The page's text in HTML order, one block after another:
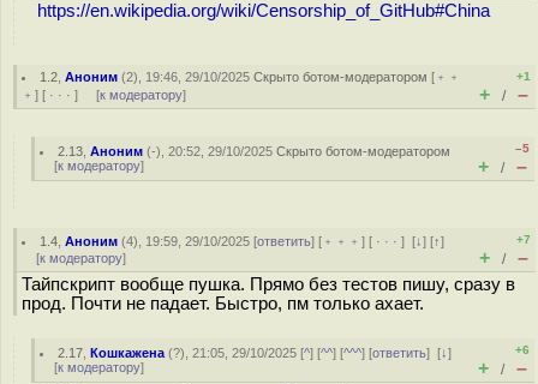
https://en.wikipedia.org/wiki/Censorship_of_GitHub#China
1.2 ,Аноним (2), 19:46, 29/10/2025Скрыто ботом-модератором [ ﹢﹢
﹢ ] [ · · · ] [к модератору]
+1
+ / –
2.13 ,Аноним (-), 20:52, 29/10/2025Скрыто ботом-модератором
[к модератору]
–5
+ / –
1.4 ,Аноним (4), 19:59, 29/10/2025 [ответить] [ ﹢﹢﹢] [ · · ·][↓] [↑]
[к модератору]
+7
+ / –
Тайпскрипт вообще пушка. Прямо без тестов пишу, сразу в
прод. Почти не падает. Быстро, пм только ахает.
2.17 ,Кошкажена (?), 21:05, 29/10/2025 [^] [^^] [^^^] [ответить][↓]
[к модератору]
+6
+ / –